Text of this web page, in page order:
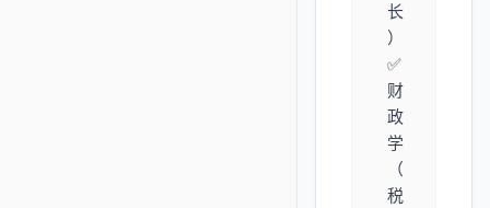
长
）
✅
财
政
学
（
税